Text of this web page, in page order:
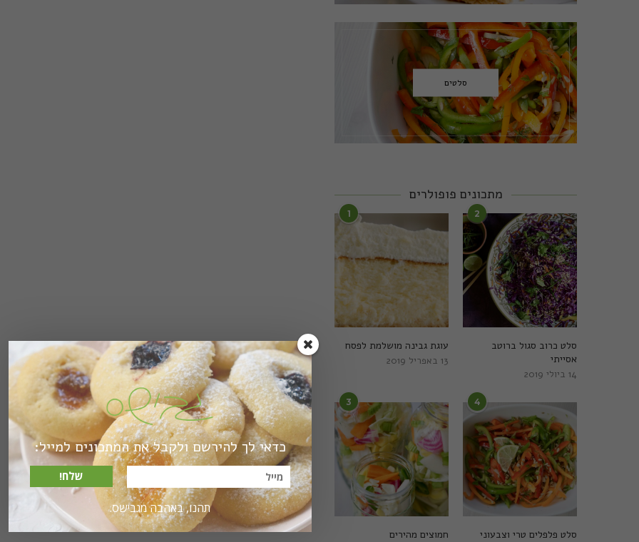
סלטים
מתכונים פופולרים
1
עוגת גבינה מושלמת לפסח
13 באפריל 2019
2
סלט כרוב סגול ברוטב
אסייתי
14 ביולי 2019
3
חמוצים מהירים
4
סלט פלפלים טרי וצבעוני
כדאי לך להירשם ולקבל את המתכונים למייל:
שלח!
תהנו, באהבה מגבישס.